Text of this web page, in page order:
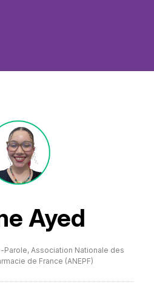
Ayed
Parole,Association Nationale des
de France (ANEPF)